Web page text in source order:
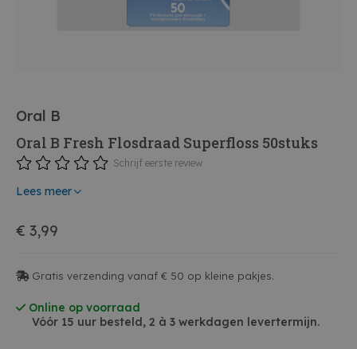
Oral B
Oral B Fresh Flosdraad Superfloss 50stuks
Schrijf eerste review
Lees meer
€ 3,99
Gratis verzending vanaf € 50 op kleine pakjes.
Online op voorraad
Vóór 15 uur besteld, 2 à 3 werkdagen levertermijn.